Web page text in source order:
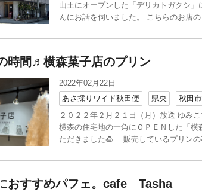
山王にオープンした「デリカトガクシ」
んにお話を伺いました。 こちらのお店
時間♬横森菓子店のプリン
2022年02月22日
あさ採りワイド秋田便
県央
秋田市
２０２２年２月２１日（月）放送 ゆみ
横森の住宅地の一角にＯＰＥＮした「
ただきました🍮 販売しているプリンの
おすすめパフェ。cafe Tasha